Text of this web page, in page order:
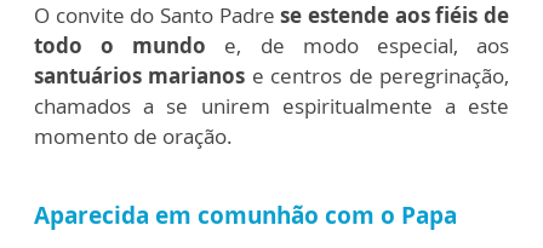
O convite do Santo Padrese estende aos fiéis de
todo o mundo e, de modo especial, aos
santuários marianos e centros de peregrinação,
chamados a se unirem espiritualmente a este
momento de oração.
Aparecida em comunhão com o Papa